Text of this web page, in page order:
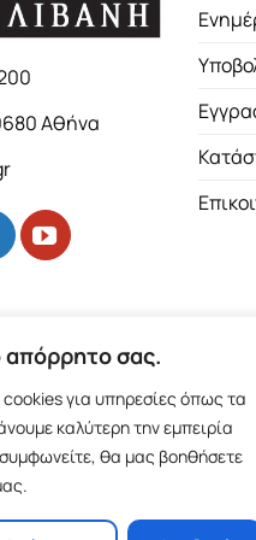
απόρρητο σας.
για υπηρεσίες όπως τα
καλύτερη την εμπειρία
θα μας βοηθήσετε
Αθήνα